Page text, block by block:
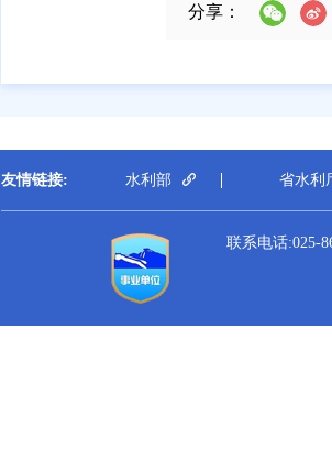
分享：
友情链接: 水利部 省水利
联系电话:025-